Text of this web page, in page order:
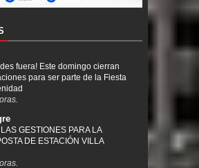
fuera! Este domingo cierran
para ser parte de la Fiesta
GESTIONES PARA LA
DE ESTACIÓN VILLA